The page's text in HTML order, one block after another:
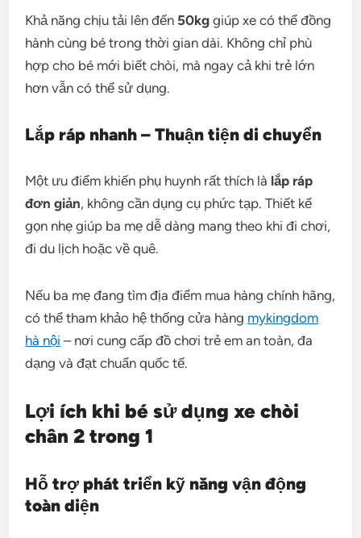
Khả năng chịu tải lên đến 50kg giúp xe có thể đồng
hành cùng bé trong thời gian dài. Không chỉ phù
hợp cho bé mới biết chòi, mà ngay cả khi trẻ lớn
hơn vẫn có thể sử dụng.
Lắp ráp nhanh – Thuận tiện di chuyển
Một ưu điểm khiến phụ huynh rất thích là lắp ráp
đơn giản, không cần dụng cụ phức tạp. Thiết kế
gọn nhẹ giúp ba mẹ dễ dàng mang theo khi đi chơi,
đi du lịch hoặc về quê.
Nếu ba mẹ đang tìm địa điểm mua hàng chính hãng,
có thể tham khảo hệ thống cửa hàng mykingdom
hà nội – nơi cung cấp đồ chơi trẻ em an toàn, đa
dạng và đạt chuẩn quốc tế.
Lợi ích khi bé sử dụng xe chòi
chân 2 trong 1
Hỗ trợ phát triển kỹ năng vận động
toàn diện